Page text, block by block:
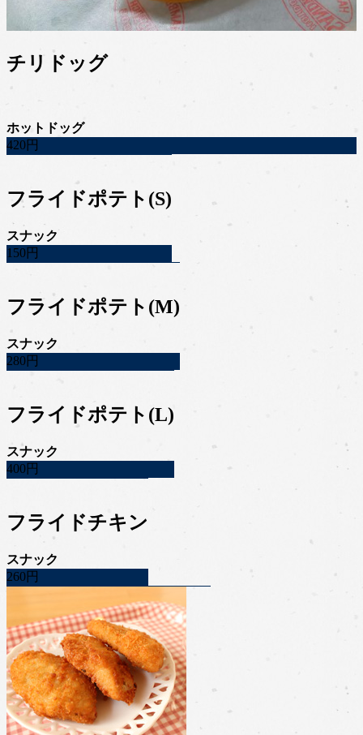
チリドッグ
ホットドッグ
420円
フライドポテト(S)
スナック
150円
フライドポテト(M)
スナック
280円
フライドポテト(L)
スナック
400円
フライドチキン
スナック
260円